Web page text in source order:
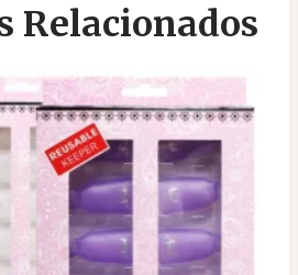
Relacionados